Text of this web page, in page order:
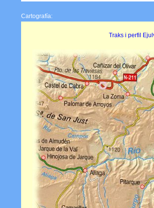
Cartografía:
Traks i perfil